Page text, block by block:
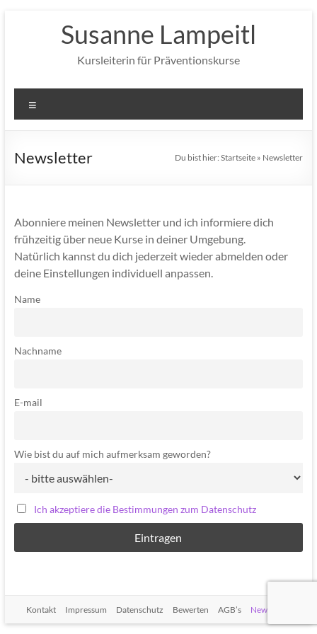
Susanne Lampeitl
Kursleiterin für Präventionskurse
Newsletter Du bist hier:Startseite » Newsletter
Abonniere meinen Newsletter und ich informiere dich
frühzeitig über neue Kurse in deiner Umgebung.
Natürlich kannst du dich jederzeit wieder abmelden oder
deine Einstellungen individuell anpassen.
Name
Nachname
E-mail
Wie bist du auf mich aufmerksam geworden?
Ich akzeptiere die Bestimmungen zum Datenschutz
Kontakt Impressum Datenschutz Bewerten AGB’s Newsletter